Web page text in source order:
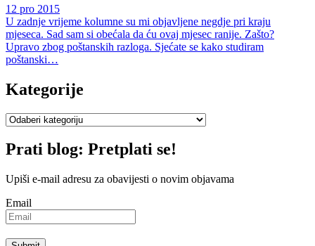
12 pro 2015
U zadnje vrijeme kolumne su mi objavljene negdje pri kraju
mjeseca. Sad sam si obećala da ću ovaj mjesec ranije. Zašto?
Upravo zbog poštanskih razloga. Sjećate se kako studiram
poštanski…
Kategorije
Kategorije
Prati blog: Pretplati se!
Upiši e-mail adresu za obavijesti o novim objavama
Email